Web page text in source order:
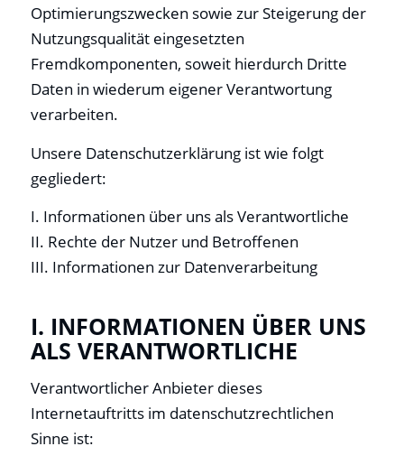
Optimierungszwecken sowie zur Steigerung der
Nutzungsqualität eingesetzten
Fremdkomponenten, soweit hierdurch Dritte
Daten in wiederum eigener Verantwortung
verarbeiten.
Unsere Datenschutzerklärung ist wie folgt
gegliedert:
I. Informationen über uns als Verantwortliche
II. Rechte der Nutzer und Betroffenen
III. Informationen zur Datenverarbeitung
I. INFORMATIONEN ÜBER UNS
ALS VERANTWORTLICHE
Verantwortlicher Anbieter dieses
Internetauftritts im datenschutzrechtlichen
Sinne ist: